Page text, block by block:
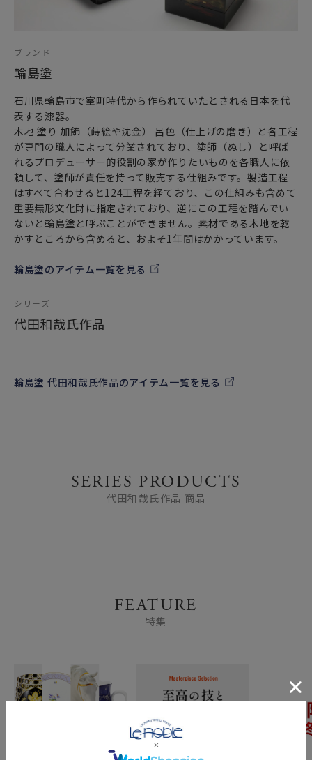
ブランド
輪島塗
石川県輪島市で室町時代から作られていたとされる日本を代
表する漆器。
木地 塗り 加飾（蒔絵や沈金） 呂色（仕上げの磨き）と各工程
が専門の職人によって分業されており、塗師（ぬし）と呼ば
れるプロデューサー的役割の家が作りたいものを各職人に依
頼して、塗師が責任を持って販売する仕組みです。製造工程
はすべて合わせると124工程を経ており、この仕組みも含めて
重要無形文化財に指定されており、逆にこの工程を踏んでい
ないと輪島塗と呼ぶことができません。素材である木地を乾
かすところから含めると、およそ1年間はかかっています。
輪島塗のアイテム一覧を見る
シリーズ
代田和哉氏作品
輪島塗 代田和哉氏作品のアイテム一覧を見る
SERIES PRODUCTS
代田和哉氏作品 商品
FEATURE
特集